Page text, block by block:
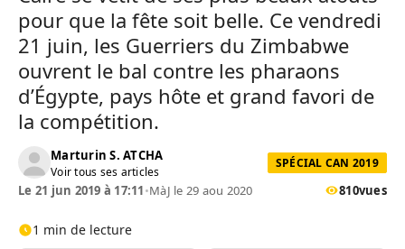
pour que la fête soit belle. Ce vendredi
21 juin, les Guerriers du Zimbabwe
ouvrent le bal contre les pharaons
d’Égypte, pays hôte et grand favori de
la compétition.
Marturin S. ATCHA
Voir tous ses articles
SPÉCIAL CAN 2019
Le 21 jun 2019 à 17:11•MàJ le 29 aou 2020 810vues
1 min de lecture